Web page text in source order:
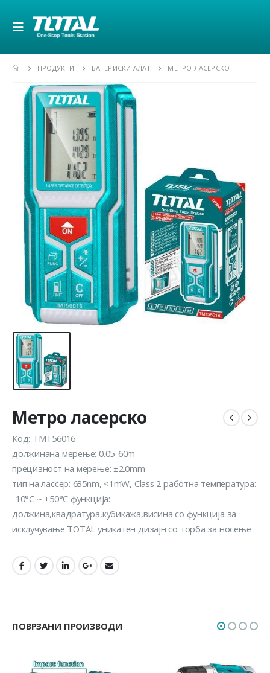
ПРОДУКТИ БАТЕРИСКИ АЛАТ МЕТРО ЛАСЕРСКО
Метро ласерско
Код: TMT56016
должинана мерење: 0.05-60m
прецизност на мерење: ±2.0mm
тип на лассер: 635nm, <1mW, Class 2 работна температура:
-10°C ~ +50°C функција:
должина,квадратура,кубикажа,висина со функција за
исклучување TOTAL уникатен дизајн со торба за носење
ПОВРЗАНИ ПРОИЗВОДИ